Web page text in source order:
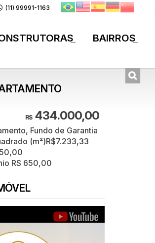
(11) 99991-1163
BAIRROS
R$434.000,00
Fundo de Garantia
(m²)R$7.233,33
R$ 650,00